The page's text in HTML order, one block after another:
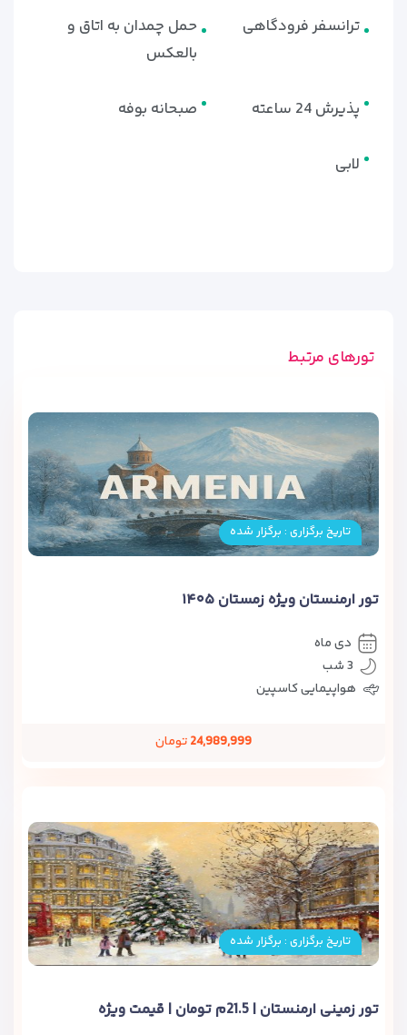
ترانسفر فرودگاهی
حمل چمدان به اتاق و
بالعکس
پذیرش 24 ساعته صبحانه بوفه
لابی
تورهای مرتبط
تاریخ برگزاری : برگزار شده
تور ارمنستان ویژه زمستان ۱۴۰۵
دی ماه
3 شب
هواپیمایی کاسپین
24,989,999تومان
تاریخ برگزاری : برگزار شده
تور زمینی ارمنستان | 21.5م تومان | قیمت ویژه